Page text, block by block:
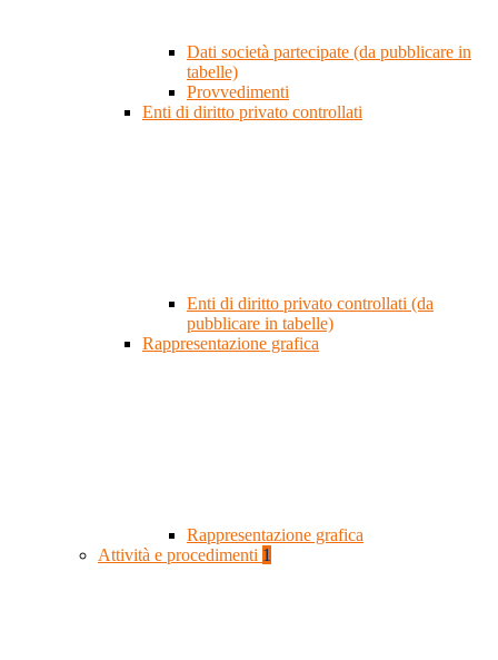
Dati società partecipate (da pubblicare in
tabelle)
Provvedimenti
Enti di diritto privato controllati
Enti di diritto privato controllati (da
pubblicare in tabelle)
Rappresentazione grafica
Rappresentazione grafica
Attività e procedimenti 1